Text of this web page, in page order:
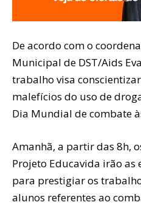
De acordo com o
Municipal de DST/Aids
trabalho visa
malefícios do uso de
Dia Mundial de combate
Amanhã, a partir das 8h,
Projeto Educavida irão as
para prestigiar os
alunos referentes ao